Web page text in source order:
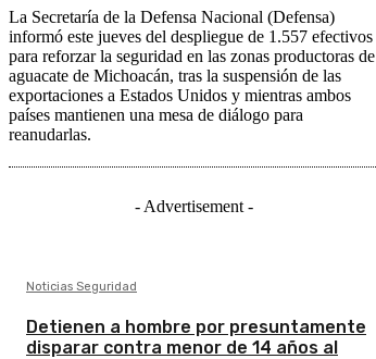
La Secretaría de la Defensa Nacional (Defensa)
informó este jueves del despliegue de 1.557 efectivos
para reforzar la seguridad en las zonas productoras de
aguacate de Michoacán, tras la suspensión de las
exportaciones a Estados Unidos y mientras ambos
países mantienen una mesa de diálogo para
reanudarlas.
- Advertisement -
Noticias Seguridad
Detienen a hombre por presuntamente
disparar contra menor de 14 años al